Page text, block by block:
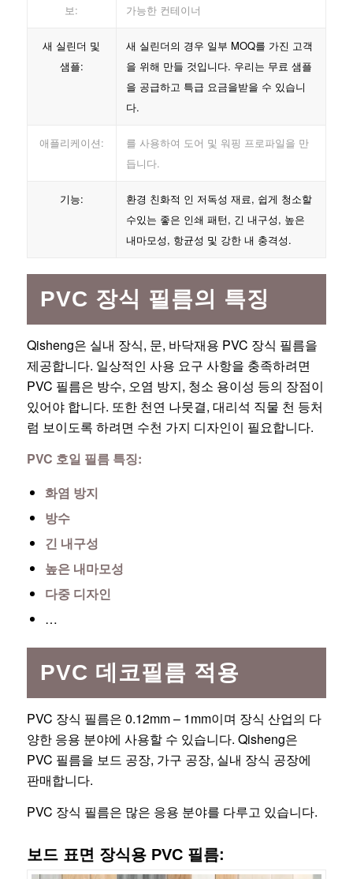
보: 가능한 컨테이너
새 실린더 및
샘플:
새 실린더의 경우 일부 MOQ를 가진 고객
을 위해 만들 것입니다. 우리는 무료 샘플
을 공급하고 특급 요금을받을 수 있습니
다.
애플리케이션:
를 사용하여 도어 및 워핑 프로파일을 만
듭니다.
기능:
환경 친화적 인 저독성 재료, 쉽게 청소할
수있는 좋은 인쇄 패턴, 긴 내구성, 높은
내마모성, 항균성 및 강한 내 충격성.
PVC 장식 필름의 특징
Qisheng은 실내 장식, 문, 바닥재용 PVC 장식 필름을
제공합니다. 일상적인 사용 요구 사항을 충족하려면
PVC 필름은 방수, 오염 방지, 청소 용이성 등의 장점이
있어야 합니다. 또한 천연 나뭇결, 대리석 직물 천 등처
럼 보이도록 하려면 수천 가지 디자인이 필요합니다.
PVC 호일 필름 특징:
화염 방지
방수
긴 내구성
높은 내마모성
다중 디자인
…
PVC 데코필름 적용
PVC 장식 필름은 0.12mm – 1mm이며 장식 산업의 다
양한 응용 분야에 사용할 수 있습니다. Qisheng은
PVC 필름을 보드 공장, 가구 공장, 실내 장식 공장에
판매합니다.
PVC 장식 필름은 많은 응용 분야를 다루고 있습니다.
보드 표면 장식용 PVC 필름: